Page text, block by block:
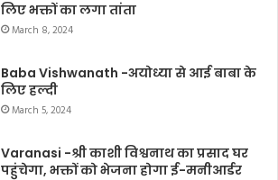
लिए भक्तों का लगा तांता
March 8, 2024
Baba Vishwanath -अयोध्या से आई बाबा के
लिए हल्दी
March 5, 2024
Varanasi -श्री काशी विश्वनाथ का प्रसाद घर
पहुंचेगा, भक्तों को भेजना होगा ई-मनीआर्डर